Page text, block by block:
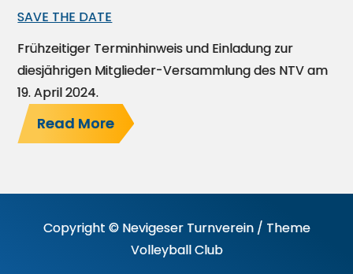
SAVE THE DATE
Frühzeitiger Terminhinweis und Einladung zur
diesjährigen Mitglieder-Versammlung des NTV am
19. April 2024.
Read More
Copyright © Nevigeser Turnverein / Theme
Volleyball Club